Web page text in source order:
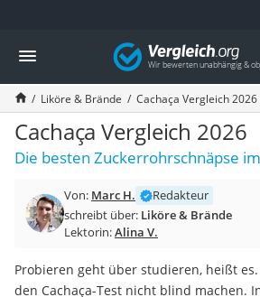
Die beliebtesten Vergleiche nach Kategorie
Lebensmittel
Schwarzkümmelöl
Knäckebrot
Schwarzkümmelöl-Kapseln
Manukahonig
Eiklar
Balsamico-Essig
Schwarzkümmelöl bio
Honig
Gemüsebrühe
Vergleich
Liköre & Brände Cachaça Vergleich 2026
Cachaça Vergleich 2026
Die besten Zuckerrohrschnäpse
Von: Marc H.
Redakteur
schreibt über: Liköre & Brände
Lektorin:Alina V.
Probieren geht über studieren, heißt
den Cachaça-Test nicht blind machen.